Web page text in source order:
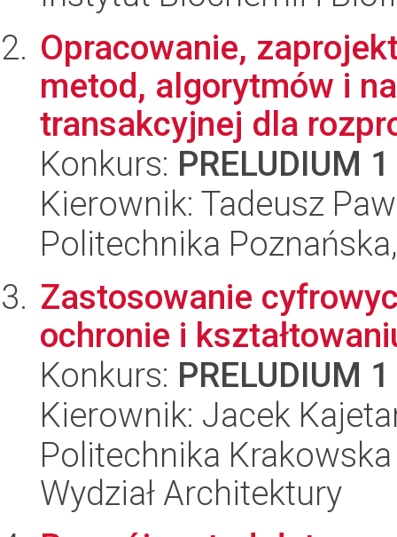
Opracowanie,
metod, algorytmów i
transakcyjnej dla
Konkurs: PRELUDIUM 1
Kierownik: Tadeusz
Politechnika
Zastosowanie
ochronie i
Konkurs: PRELUDIUM 1
Kierownik: Jacek
Politechnika
Wydział Architektury